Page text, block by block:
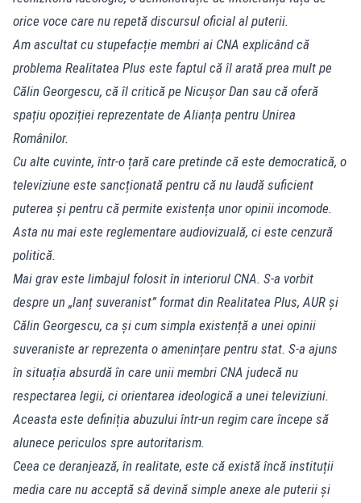
orice voce care nu repetă discursul oficial al puterii.
Am ascultat cu stupefacție membri ai CNA explicând că
problema Realitatea Plus este faptul că îl arată prea mult pe
Călin Georgescu, că îl critică pe Nicușor Dan sau că oferă
spațiu opoziției reprezentate de Alianța pentru Unirea
Românilor.
Cu alte cuvinte, într-o țară care pretinde că este democratică, o
televiziune este sancționată pentru că nu laudă suficient
puterea și pentru că permite existența unor opinii incomode.
Asta nu mai este reglementare audiovizuală, ci este cenzură
politică.
Mai grav este limbajul folosit în interiorul CNA. S-a vorbit
despre un „lanț suveranist” format din Realitatea Plus, AUR și
Călin Georgescu, ca și cum simpla existență a unei opinii
suveraniste ar reprezenta o amenințare pentru stat. S-a ajuns
în situația absurdă în care unii membri CNA judecă nu
respectarea legii, ci orientarea ideologică a unei televiziuni.
Aceasta este definiția abuzului într-un regim care începe să
alunece periculos spre autoritarism.
Ceea ce deranjează, în realitate, este că există încă instituții
media care nu acceptă să devină simple anexe ale puterii și